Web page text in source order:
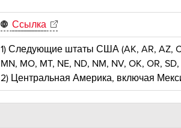
Ссылка
1) Следующие штаты США (AK, AR, AZ,
MN, MO, MT, NE, ND, NM, NV, OK, OR,
2) Центральная Америка, включая